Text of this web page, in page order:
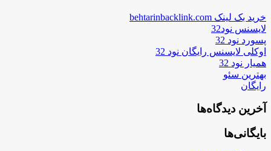
خرید بک لینک behtarinbacklink.com
لایسنس نود32
پسورد نود 32
اوکلی لایسنس رایگان نود 32
همیار نود 32
بهترین سئو
رایگان
آخرین دیدگاه‌ها
بایگانی‌ها